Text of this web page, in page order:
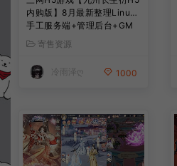
内购版】8月最新整理Linux
手工服务端+管理后台+GM
授权后台+简易安卓客户端
+详细搭建教程+视频教程
寄售资源
冷雨泽ღ 1000